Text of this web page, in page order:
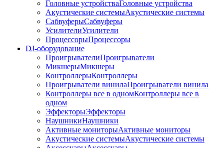
Головные устройстваГоловные устройства
Акустические системыАкустические системы
СабвуферыСабвуферы
УсилителиУсилители
ПроцессорыПроцессоры
DJ-оборудование
ПроигрывателиПроигрыватели
МикшерыМикшеры
КонтроллерыКонтроллеры
Проигрыватели винилаПроигрыватели винила
Контроллеры все в одномКонтроллеры все в
одном
ЭффекторыЭффекторы
НаушникиНаушники
Активные мониторыАктивные мониторы
Акустические системыАкустические системы